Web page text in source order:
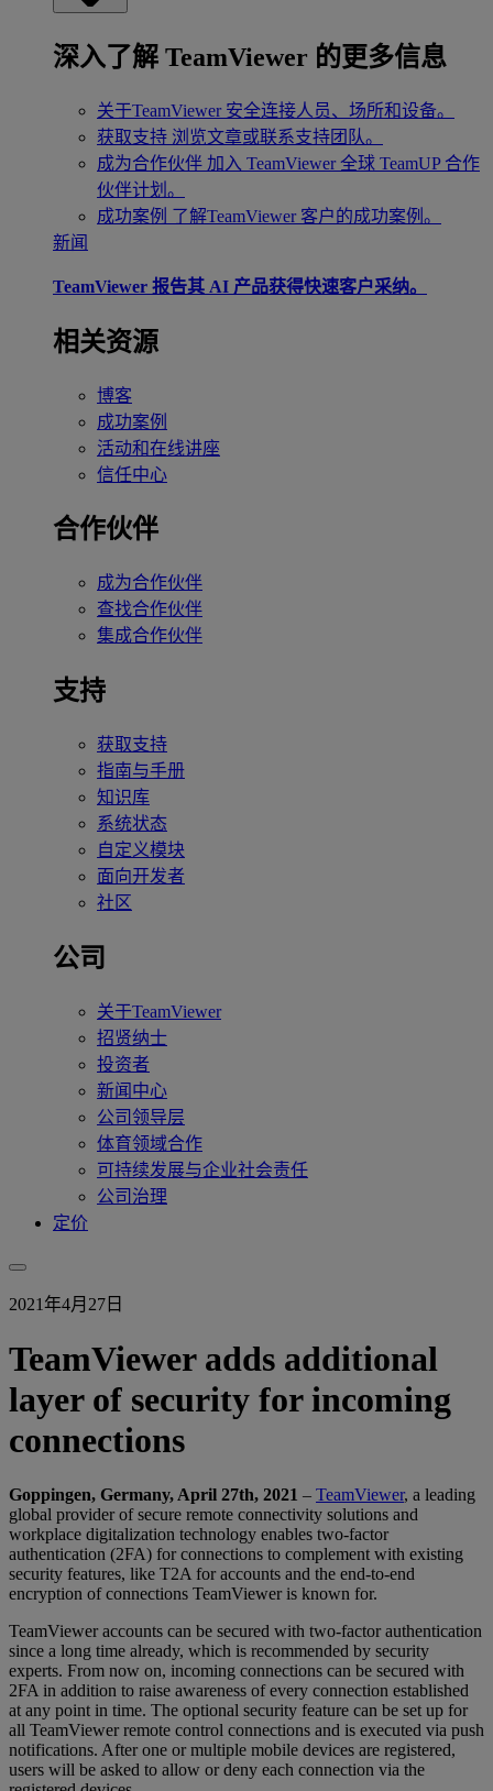
深入了解 TeamViewer 的更多信息
关于TeamViewer 安全连接人员、场所和设备。
获取支持 浏览文章或联系支持团队。
成为合作伙伴 加入 TeamViewer 全球 TeamUP 合作
伙伴计划。
成功案例 了解TeamViewer 客户的成功案例。
新闻
TeamViewer 报告其 AI 产品获得快速客户采纳。
相关资源
博客
成功案例
活动和在线讲座
信任中心
合作伙伴
成为合作伙伴
查找合作伙伴
集成合作伙伴
支持
获取支持
指南与手册
知识库
系统状态
自定义模块
面向开发者
社区
公司
关于TeamViewer
招贤纳士
投资者
新闻中心
公司领导层
体育领域合作
可持续发展与企业社会责任
公司治理
定价
2021年4月27日
TeamViewer adds additional
layer of security for incoming
connections
Goppingen, Germany, April 27th, 2021 – TeamViewer, a leading
global provider of secure remote connectivity solutions and
workplace digitalization technology enables two-factor
authentication (2FA) for connections to complement with existing
security features, like T2A for accounts and the end-to-end
encryption of connections TeamViewer is known for.
TeamViewer accounts can be secured with two-factor authentication
since a long time already, which is recommended by security
experts. From now on, incoming connections can be secured with
2FA in addition to raise awareness of every connection established
at any point in time. The optional security feature can be set up for
all TeamViewer remote control connections and is executed via push
notifications. After one or multiple mobile devices are registered,
users will be asked to allow or deny each connection via the